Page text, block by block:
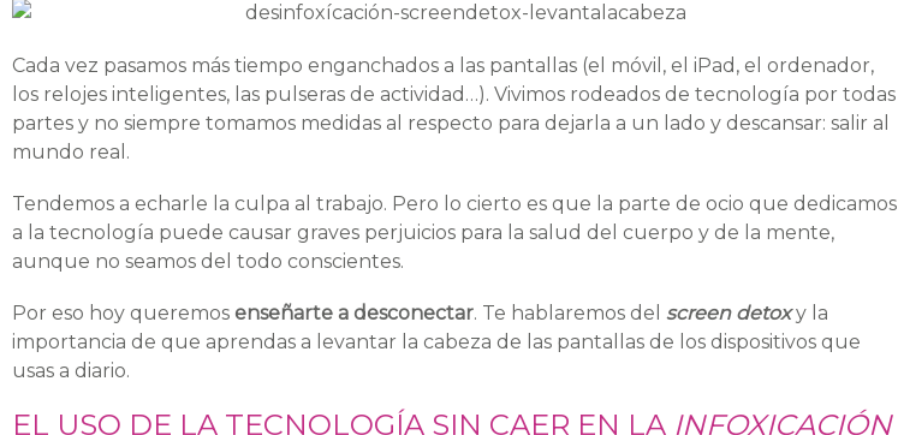
Cada vez pasamos más tiempo enganchados a las pantallas (el móvil, el iPad, el ordenador,
los relojes inteligentes, las pulseras de actividad…). Vivimos rodeados de tecnología por todas
partes y no siempre tomamos medidas al respecto para dejarla a un lado y descansar: salir al
mundo real.
Tendemos a echarle la culpa al trabajo. Pero lo cierto es que la parte de ocio que dedicamos
a la tecnología puede causar graves perjuicios para la salud del cuerpo y de la mente,
aunque no seamos del todo conscientes.
Por eso hoy queremos enseñarte a desconectar. Te hablaremos del screen detoxy la
importancia de que aprendas a levantar la cabeza de las pantallas de los dispositivos que
usas a diario.
EL USO DE LA TECNOLOGÍA SIN CAER EN LA INFOXICACIÓN